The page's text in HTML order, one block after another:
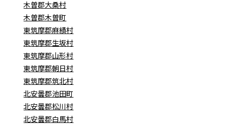
木曽郡大桑村
木曽郡木曽町
東筑摩郡麻績村
東筑摩郡生坂村
東筑摩郡山形村
東筑摩郡朝日村
東筑摩郡筑北村
北安曇郡池田町
北安曇郡松川村
北安曇郡白馬村